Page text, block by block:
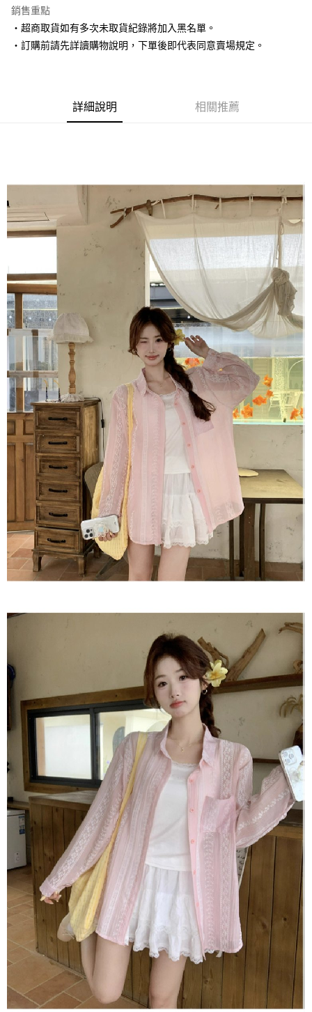
Apple Pay
街口支付
便利好安心！
１．簡單：不需註冊會員、不需綁卡、不需儲值。
２．便利：只要手機號碼，簡訊認證，即可結帳。
３．安心：先確認商品／服務後，再付款。
【「AFTEE先享後付」結帳流程】
１．於結帳方式選擇「AFTEE先享後付」後，將跳轉至「AFTEE先享後付」
結帳頁面，進行簡訊認證並確認金額後，即可完成結帳。
２．訂單成立數日內，您將收到繳費通知簡訊。
３．收到繳費通知簡訊後14天內，點擊此簡訊中的連結，可透過四大超商／
ATM／網路銀行／等多元方式進行付款，方視為交易完成。
※ 請注意：結帳手續完成當下不需立刻繳費，但若您需要取消訂單，請聯絡
購買商品的店家。未經商家同意取消之訂單仍視為有效，需透過AFTEE先享
後付繳納相關費用。
※ 交易是否成功請以「AFTEE先享後付 」之結帳頁面顯示為準，若有關於
是否繳費成功／繳費後需取消欲退款等相關疑問，請聯繫「AFTEE先享後付
客戶支援中心」https://netprotections.freshdesk.com/support/home
【注意事項】
１．透過由恩沛科技股份有限公司提供之「AFTEE先享後付」服務完成之交
易，需依本服務之必要範圍內提供個人資料，並將交易相關給付款項請求債
權轉讓予恩沛科技股份有限公司。
２．關於個人資料處理事宜，請瀏覽以下網址：
https://aftee.tw/terms/#terms3
３．未成年的使用者請事先徵得法定代理人或監護人之同意方可使用
「AFTEE先享後付」，若未經同意申辦者引起之損失，本公司不負相關責
４．使用「AFTEE先享後付」時，將依據個別帳號之用戶狀況，依本公司即
時審查核予不同之上限額度；若仍有額度不足之情形，本公司將視審查結果
請求用戶進行身份認證。
５．嚴禁一人註冊多個帳號或使用他人資訊註冊。若發現惡意使用之情形，
恩沛科技股份有限公司將有權停止該用戶之使用額度並採取法律行動。
全家取貨付款
每筆NT$80，滿NT$1,500(含以上)免運費
付款後全家取貨
每筆NT$80，滿NT$1,500(含以上)免運費
萊爾富取貨付款
每筆NT$80，滿NT$1,500(含以上)免運費
付款後萊爾富取貨
每筆NT$80，滿NT$1,500(含以上)免運費
離島取貨加價40
每筆NT$80，滿NT$1,500(含以上)免運費
付款後7-11取貨
每筆NT$80，滿NT$1,500(含以上)免運費
每筆NT$100，滿NT$1,500(含以上)免運費
海外宅配
銷售重點
‧超商取貨如有多次未取貨紀錄將加入黑名單。
‧訂購前請先詳讀購物說明，下單後即代表同意賣場規定。
詳細說明 相關推薦